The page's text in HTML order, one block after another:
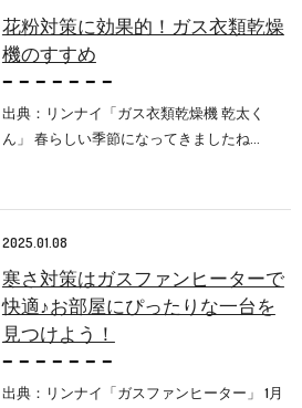
花粉対策に効果的！ガス衣類乾燥
機のすすめ
出典：リンナイ「ガス衣類乾燥機 乾太く
ん」 春らしい季節になってきましたね…
2025.01.08
寒さ対策はガスファンヒーターで
快適♪お部屋にぴったりな一台を
見つけよう！
出典：リンナイ「ガスファンヒーター」 1月